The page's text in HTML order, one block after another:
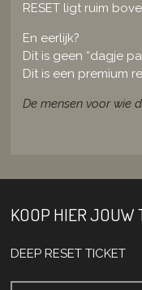
RESET ligt ruim
En eerlijk?
Dit is geen “dagje
Dit is een premium
De mensen voor wie
KOOP HIER JOUW
DEEP RESET TICKET